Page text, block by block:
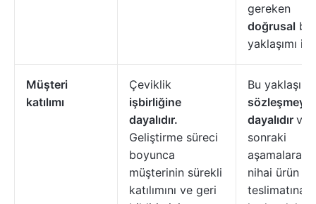
gereken
doğrusal bir
yaklaşımı
Müşteri
katılımı
Çeviklik
işbirliğine
dayalıdır.
Geliştirme süreci
boyunca
müşterinin sürekli
katılımını ve geri
Bu yaklaşım
sözleşmeye
dayalıdır ve
sonraki
aşamalara
nihai ürün
teslimatına